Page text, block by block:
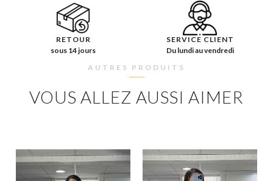
RETOUR
sous 14 jours
SERVICE CLIENT
Du lundi au vendredi
AUTRES PRODUITS
VOUS ALLEZ AUSSI AIMER